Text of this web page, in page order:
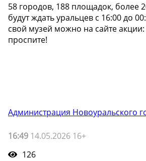
58 городов, 188 площадок, более
будут ждать уральцев с 16:00 до
свой музей можно на сайте
проспите!
Администрация Новоуральского
16:49 14.05.2026 16+
126